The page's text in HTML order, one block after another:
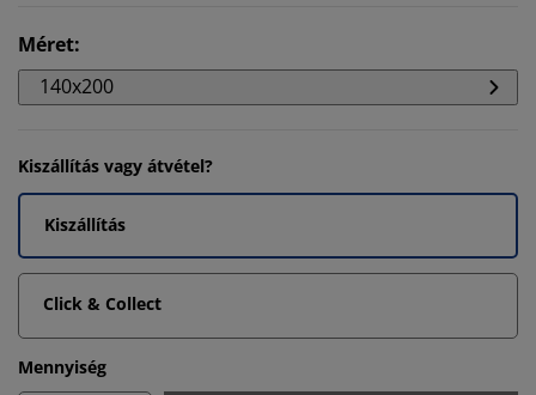
Méret:
140x200
Kiszállítás vagy átvétel?
Kiszállítás
Click & Collect
Mennyiség